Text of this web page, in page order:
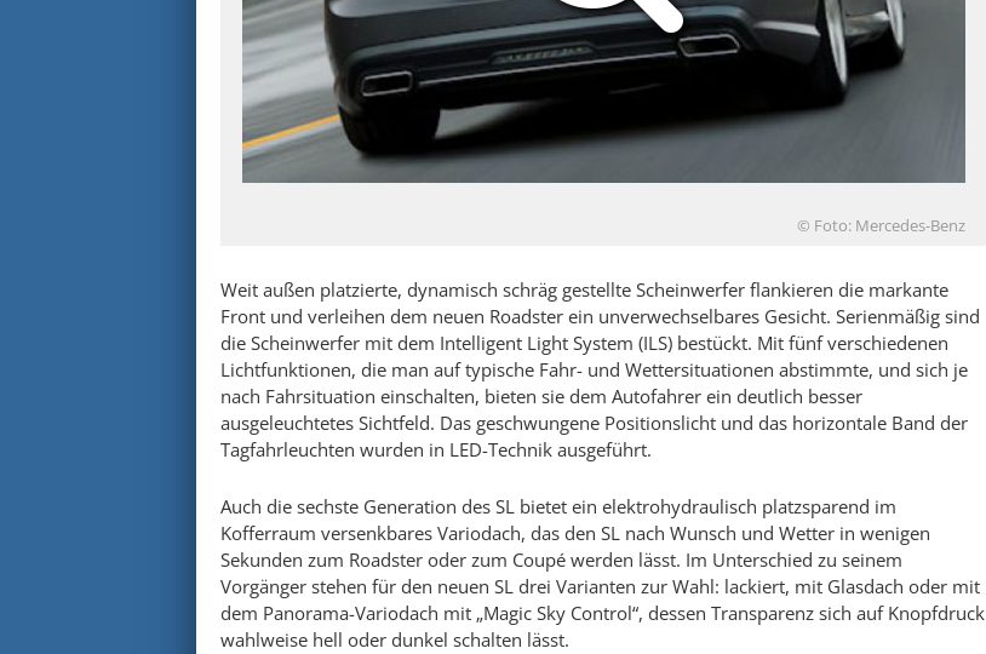
© Foto: Mercedes-Benz
Weit außen platzierte, dynamisch schräg gestellte Scheinwerfer flankieren die markante
Front und verleihen dem neuen Roadster ein unverwechselbares Gesicht. Serienmäßig sind
die Scheinwerfer mit dem Intelligent Light System (ILS) bestückt. Mit fünf verschiedenen
Lichtfunktionen, die man auf typische Fahr- und Wettersituationen abstimmte, und sich je
nach Fahrsituation einschalten, bieten sie dem Autofahrer ein deutlich besser
ausgeleuchtetes Sichtfeld. Das geschwungene Positionslicht und das horizontale Band der
Tagfahrleuchten wurden in LED-Technik ausgeführt.
Auch die sechste Generation des SL bietet ein elektrohydraulisch platzsparend im
Kofferraum versenkbares Variodach, das den SL nach Wunsch und Wetter in wenigen
Sekunden zum Roadster oder zum Coupé werden lässt. Im Unterschied zu seinem
Vorgänger stehen für den neuen SL drei Varianten zur Wahl: lackiert, mit Glasdach oder mit
dem Panorama-Variodach mit „Magic Sky Control“, dessen Transparenz sich auf Knopfdruck
wahlweise hell oder dunkel schalten lässt.